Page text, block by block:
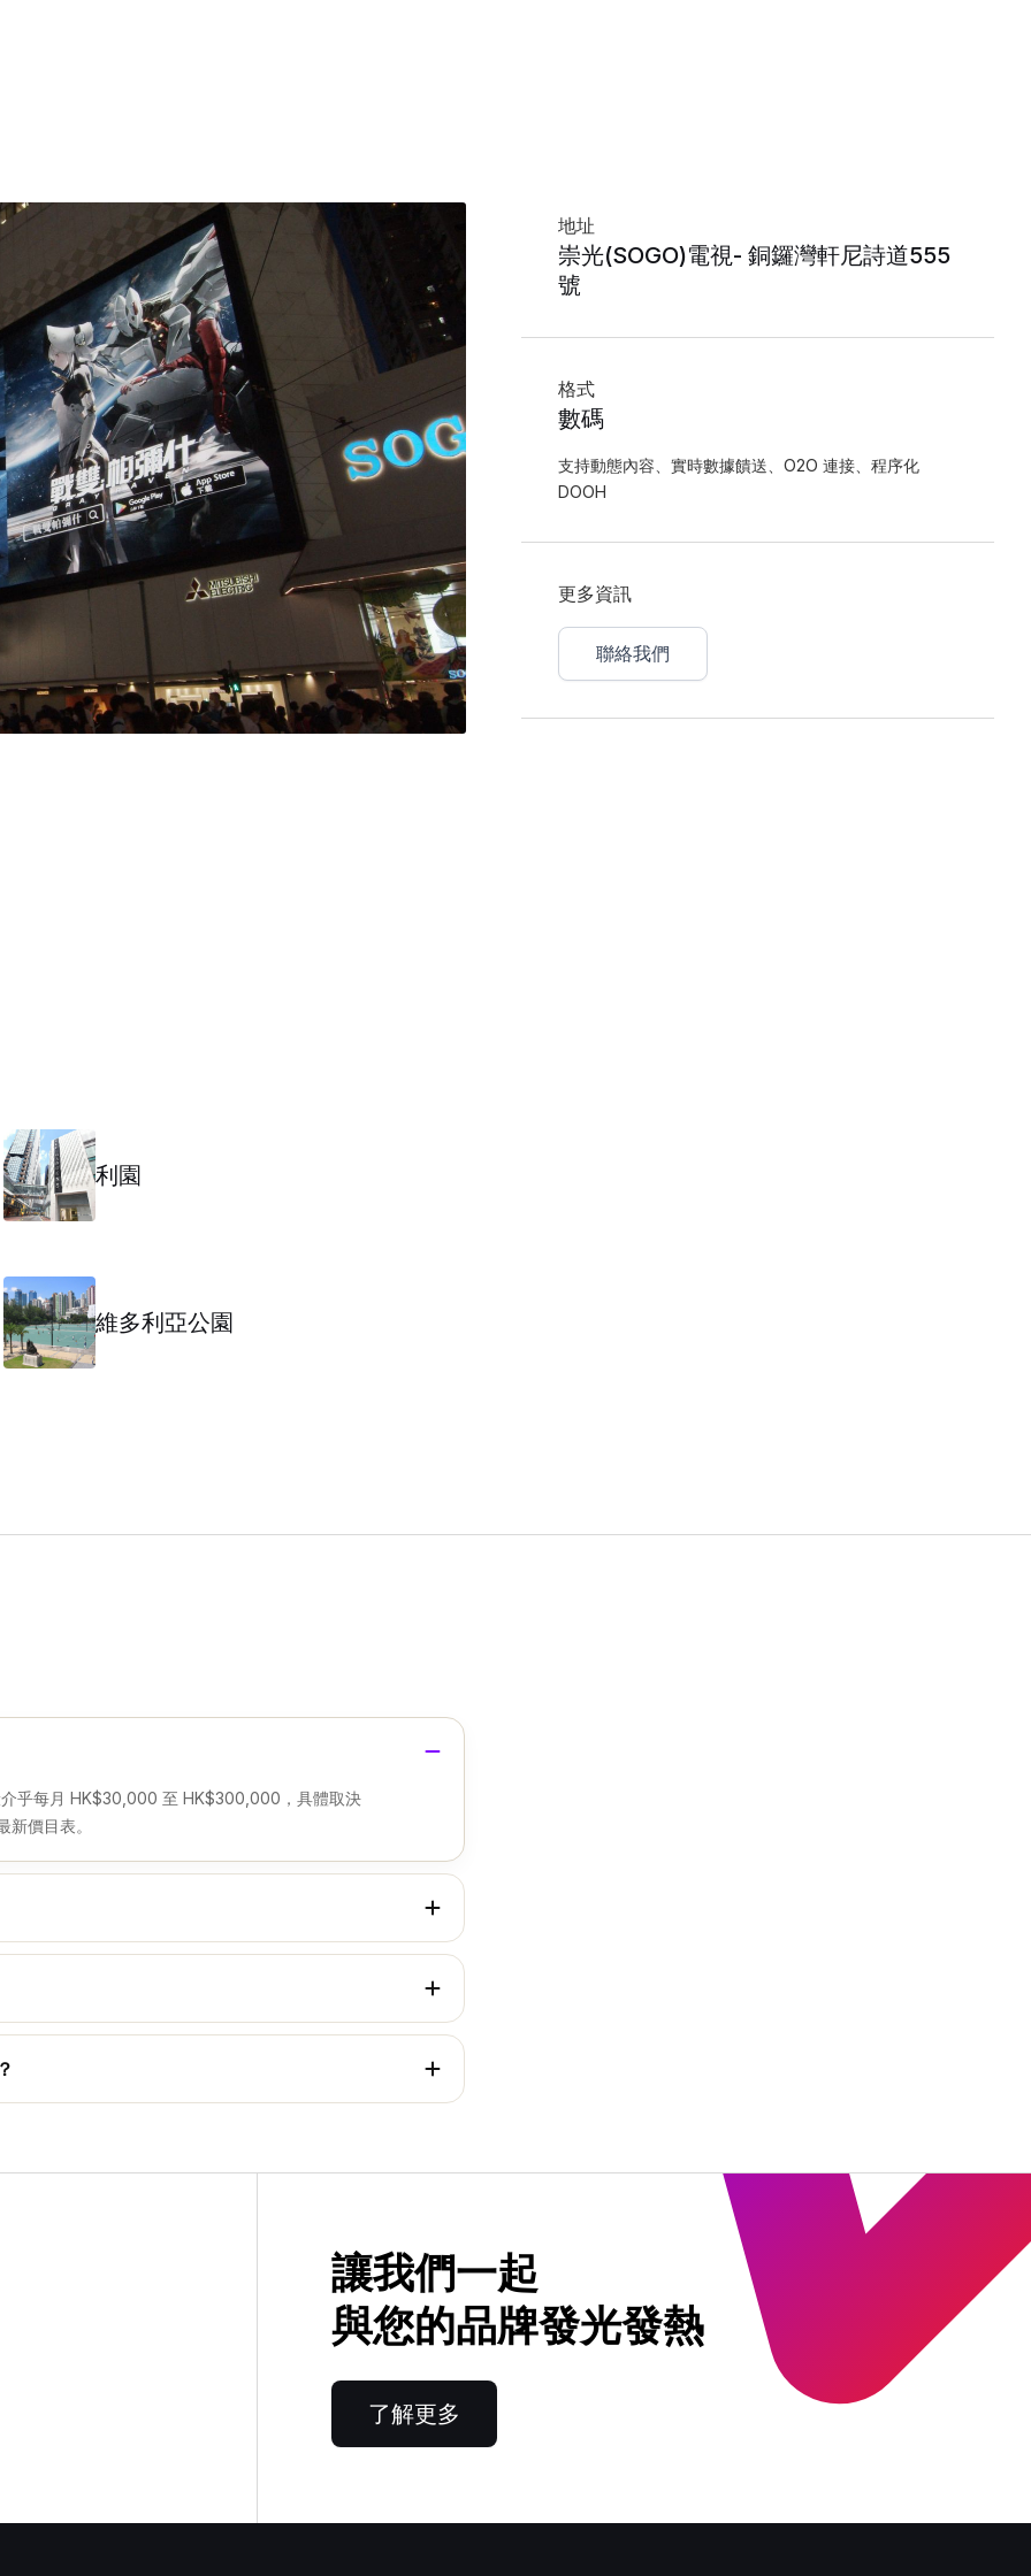
地址
崇光(SOGO)電視- 銅鑼灣軒尼詩道555
號
格式
數碼
支持動態內容、實時數據饋送、O2O 連接、程序化
DOOH
更多資訊
聯絡我們
利園
維多利亞公園
乎每月 HK$30,000 至 HK$300,000，具體取決
價目表。
流交匯點。該路段月均覆蓋高達 620 萬頂級消費
為 2 星期。長期投放通常可享有更具優勢的月度
讓我們一起
與您的品牌發光發熱
了解更多